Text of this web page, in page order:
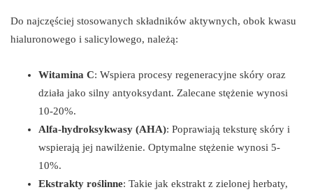
Do najczęściej stosowanych składników aktywnych, obok kwasu
hialuronowego i salicylowego, należą:
Witamina C: Wspiera procesy regeneracyjne skóry oraz
działa jako silny antyoksydant. Zalecane stężenie wynosi
10-20%.
Alfa-hydroksykwasy (AHA): Poprawiają teksturę skóry i
wspierają jej nawilżenie. Optymalne stężenie wynosi 5-
10%.
Ekstrakty roślinne: Takie jak ekstrakt z zielonej herbaty,